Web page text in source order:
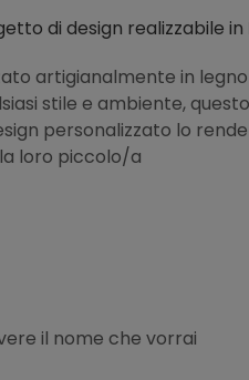
di design realizzabile in
artigianalmente in
stile e ambiente,
personalizzato lo
loro piccolo/a
il nome che vorrai